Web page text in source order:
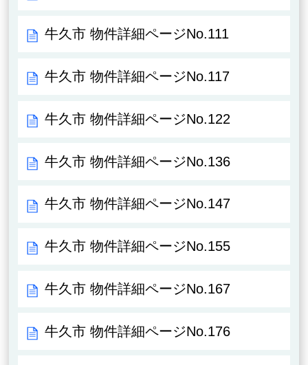
牛久市 物件詳細ページNo.111
牛久市 物件詳細ページNo.117
牛久市 物件詳細ページNo.122
牛久市 物件詳細ページNo.136
牛久市 物件詳細ページNo.147
牛久市 物件詳細ページNo.155
牛久市 物件詳細ページNo.167
牛久市 物件詳細ページNo.176